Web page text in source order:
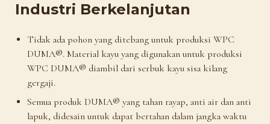
Industri Berkelanjutan
Tidak ada pohon yang ditebang untuk produksi WPC
DUMA®. Material kayu yang digunakan untuk produksi
WPC DUMA® diambil dari serbuk kayu sisa kilang
gergaji.
Semua produk DUMA® yang tahan rayap, anti air dan anti
lapuk, didesain untuk dapat bertahan dalam jangka waktu